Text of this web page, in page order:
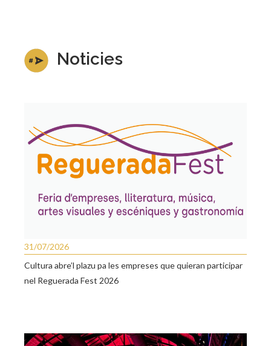
Noticies
31/07/2026
Cultura abre’l plazu pa les empreses que quieran participar
nel Reguerada Fest 2026